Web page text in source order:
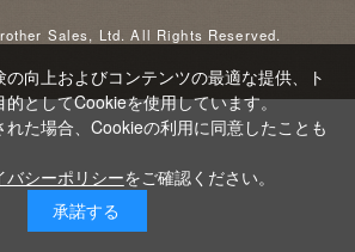
Sales, Ltd. All Rights Reserved.
向上およびコンテンツの最適な提供、ト
としてCookieを使用しています。
た場合、Cookieの利用に同意したことも
バシーポリシーをご確認ください。
承諾する